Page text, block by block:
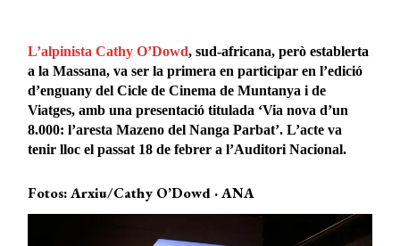
L’alpinista Cathy O’Dowd, sud-africana, però establerta
a la Massana, va ser la primera en participar en l’edició
d’enguany del Cicle de Cinema de Muntanya i de
Viatges, amb una presentació titulada ‘Via nova d’un
8.000: l’aresta Mazeno del Nanga Parbat’. L’acte va
tenir lloc el passat 18 de febrer a l’Auditori Nacional.
Fotos: Arxiu/Cathy O’Dowd · ANA